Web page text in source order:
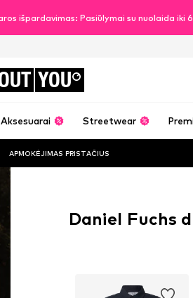
išpardavimas: Pasiūlymai su nuolaida iki
YOU
Aksesuarai Streetwear
APMOKĖJIMAS PRISTAČIUS
Daniel Fuchs